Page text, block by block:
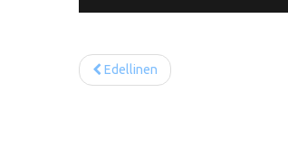
Edellinen